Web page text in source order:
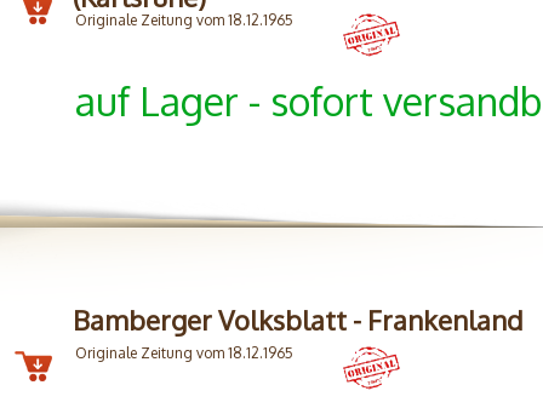
Originale Zeitung vom 18.12.1965
auf Lager - sofort
Bamberger Volksblatt - Frankenland
Originale Zeitung vom 18.12.1965